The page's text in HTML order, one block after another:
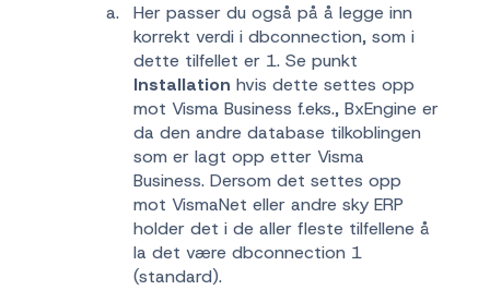
Her passer du også på å legge inn
korrekt verdi i dbconnection, som i
dette tilfellet er 1. Se punkt
Installation hvis dette settes opp
mot Visma Business f.eks., BxEngine er
da den andre database tilkoblingen
som er lagt opp etter Visma
Business. Dersom det settes opp
mot VismaNet eller andre sky ERP
holder det i de aller fleste tilfellene å
la det være dbconnection 1
(standard).